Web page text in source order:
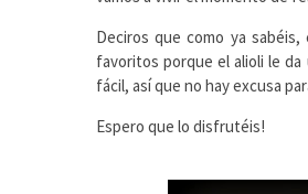
Deciros que como ya
favoritos porque el alioli le
fácil, así que no hay excusa
Espero que lo disfrutéis!